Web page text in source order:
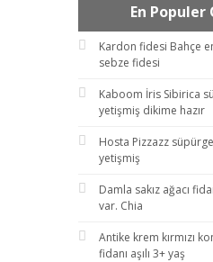
En
Kardon fidesi Bahçe
sebze fidesi
Kaboom İris Sibirica
yetişmiş dikime hazır
Hosta Pizzazz
yetişmiş
Damla sakız ağacı
var. Chia
Antike krem kırmızı
fidanı aşılı 3+ yaş